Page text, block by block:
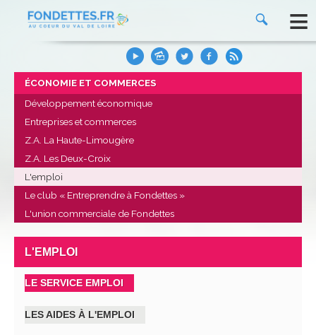
≡
ÉCONOMIE ET COMMERCES
Développement économique
Entreprises et commerces
Z.A. La Haute-Limougère
Z.A. Les Deux-Croix
L'emploi
Le club « Entreprendre à Fondettes »
L'union commerciale de Fondettes
L'EMPLOI
LE SERVICE EMPLOI
LES AIDES À L'EMPLOI